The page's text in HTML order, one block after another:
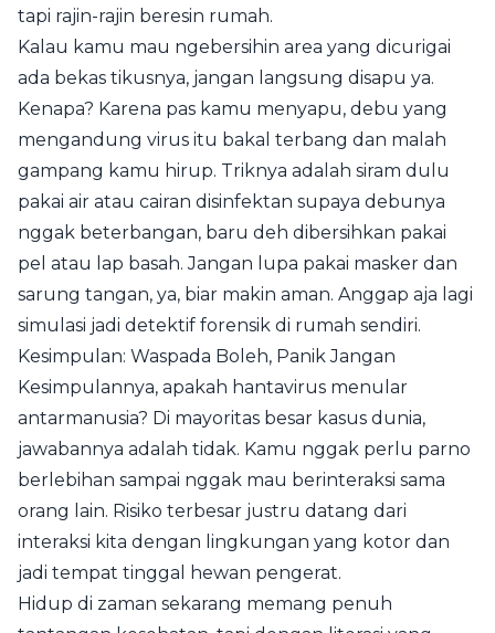
tapi rajin-rajin beresin rumah.
Kalau kamu mau ngebersihin area yang dicurigai
ada bekas tikusnya, jangan langsung disapu ya.
Kenapa? Karena pas kamu menyapu, debu yang
mengandung virus itu bakal terbang dan malah
gampang kamu hirup. Triknya adalah siram dulu
pakai air atau cairan disinfektan supaya debunya
nggak beterbangan, baru deh dibersihkan pakai
pel atau lap basah. Jangan lupa pakai masker dan
sarung tangan, ya, biar makin aman. Anggap aja lagi
simulasi jadi detektif forensik di rumah sendiri.
Kesimpulan: Waspada Boleh, Panik Jangan
Kesimpulannya, apakah hantavirus menular
antarmanusia? Di mayoritas besar kasus dunia,
jawabannya adalah tidak. Kamu nggak perlu parno
berlebihan sampai nggak mau berinteraksi sama
orang lain. Risiko terbesar justru datang dari
interaksi kita dengan lingkungan yang kotor dan
jadi tempat tinggal hewan pengerat.
Hidup di zaman sekarang memang penuh